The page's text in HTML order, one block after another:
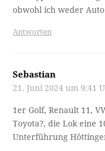
obwohl ich weder
Antworten
Sebastian
21. Juni 2024 um 9:41
1er Golf, Renault 11,
Toyota?, die Lok eine
Unterführung